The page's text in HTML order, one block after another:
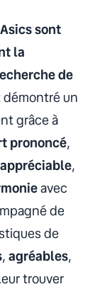
sont
la
de
un
grâce à
prononcé,
appréciable,
avec
de
de
,agréables,
trouver